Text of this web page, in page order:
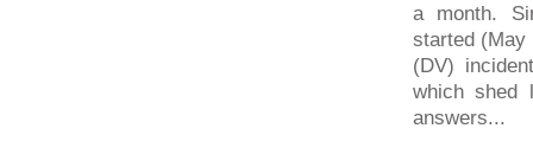
a month.
started (May
(DV)
which shed
answers...